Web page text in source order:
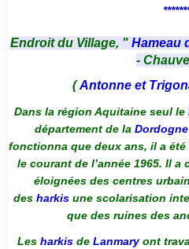
Endroit du Village, " Hameau
-
(Antonne et
Dans la région Aquitaine seul le
département de la Dordogne
fonctionna que deux ans, il a été
le courant de l’année 1965. Il
éloignées des centres
des harkis une scolarisation
que des ruines des
Les harkis de Lanmaryont